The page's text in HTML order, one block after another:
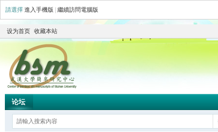
請選擇 進入手機版 繼續訪問電腦版
设为首页 收藏本站
论坛